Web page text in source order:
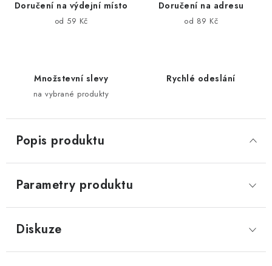
Doručení na výdejní místo
od 59 Kč
Doručení na adresu
od 89 Kč
Množstevní slevy
na vybrané produkty
Rychlé odeslání
Popis produktu
Parametry produktu
Diskuze